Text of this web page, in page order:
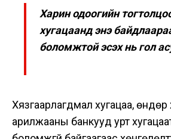
Харин одоогийн
хугацаанд энэ
боломжтой эсэх нь гол
Хязгаарлагдмал хугацаа, өндөр
арилжааны банкууд урт